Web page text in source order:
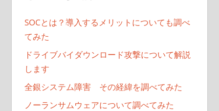
SOCとは？導入するメリットについても調べ
てみた
ドライブバイダウンロード攻撃について解説
します
全銀システム障害 その経緯を調べてみた
ノーランサムウェアについて調べてみた